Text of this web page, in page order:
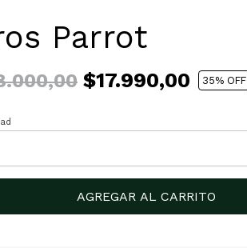
Parrot
$17.990,00 35% OFF
AGREGAR AL CARRITO